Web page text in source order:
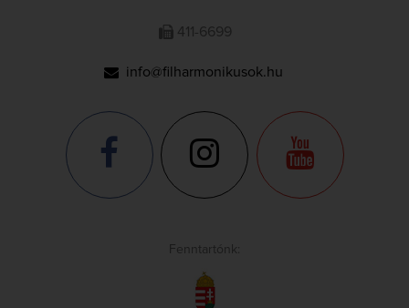
411-6699
info@filharmonikusok.hu
Fenntartónk: